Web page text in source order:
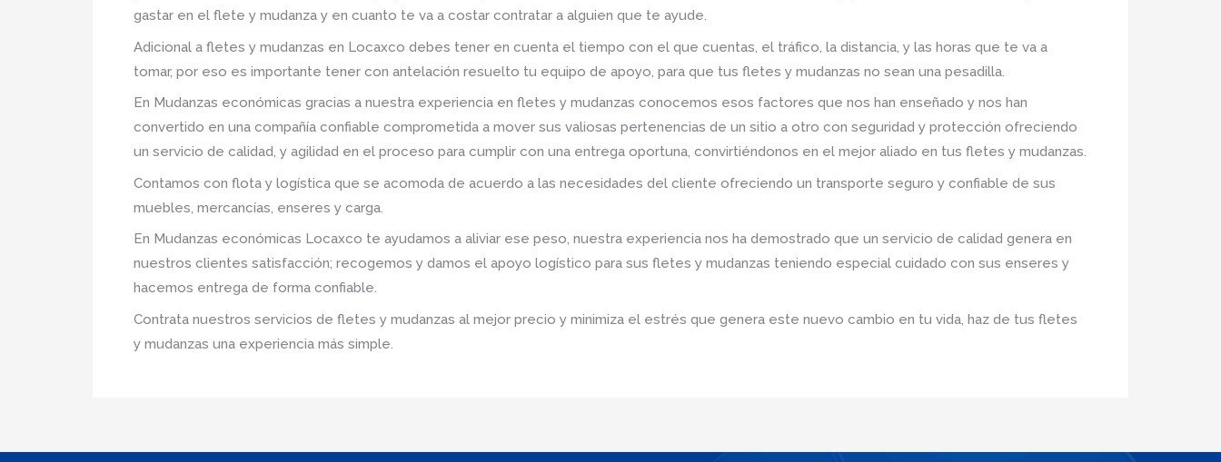
gastar en el flete y mudanza y en cuanto te va a costar contratar a alguien que te ayude.
Adicional a fletes y mudanzas en Locaxco debes tener en cuenta el tiempo con el que cuentas, el tráfico, la distancia, y las horas que te va a
tomar, por eso es importante tener con antelación resuelto tu equipo de apoyo, para que tus fletes y mudanzas no sean una pesadilla.
En Mudanzas económicas gracias a nuestra experiencia en fletes y mudanzas conocemos esos factores que nos han enseñado y nos han
convertido en una compañía confiable comprometida a mover sus valiosas pertenencias de un sitio a otro con seguridad y protección ofreciendo
un servicio de calidad, y agilidad en el proceso para cumplir con una entrega oportuna, convirtiéndonos en el mejor aliado en tus fletes y mudanzas.
Contamos con flota y logística que se acomoda de acuerdo a las necesidades del cliente ofreciendo un transporte seguro y confiable de sus
muebles, mercancías, enseres y carga.
En Mudanzas económicas Locaxco te ayudamos a aliviar ese peso, nuestra experiencia nos ha demostrado que un servicio de calidad genera en
nuestros clientes satisfacción; recogemos y damos el apoyo logístico para sus fletes y mudanzas teniendo especial cuidado con sus enseres y
hacemos entrega de forma confiable.
Contrata nuestros servicios de fletes y mudanzas al mejor precio y minimiza el estrés que genera este nuevo cambio en tu vida, haz de tus fletes
y mudanzas una experiencia más simple.